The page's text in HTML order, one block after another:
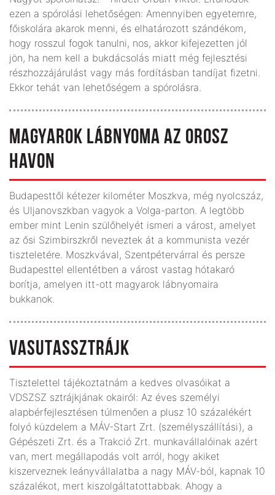
ezen a spórolási lehetőségen: Amennyiben egyetemre,
főiskolára akarok menni, és elhatározott szándékom,
hogy rosszul fogok tanulni, nos, akkor kifejezetten jól
jön, ha nem kell a bukdácsolás miatt még fejlesztési
részhozzájárulást vagy más fordításban tandíjat fizetni.
Ekkor tehát van lehetőségem a spórolásra.
MAGYAROK LÁBNYOMA AZ OROSZ
HAVON
Budapesttől kétezer kilométer Moszkva, még nyolcszáz,
és Uljanovszkban vagyok a Volga-parton. A legtöbb
ember mint Lenin szülőhelyét ismeri a várost, amelyet
az ősi Szimbirszkről neveztek át a kommunista vezér
tiszteletére. Moszkvával, Szentpétervárral és persze
Budapesttel ellentétben a várost vastag hótakaró
borítja, amelyen itt-ott magyarok lábnyomaira
bukkanok.
VASUTASSZTRÁJK
Tisztelettel tájékoztatnám a kedves olvasóikat a
VDSZSZ sztrájkjának okairól: Az éves személyi
alapbérfejlesztésen túlmenően a plusz 10 százalékért
folyó küzdelem a MÁV-Start Zrt. (személyszállítási), a
Gépészeti Zrt. és a Trakció Zrt. munkavállalóinak azért
van, mert megállapodás volt arról, hogy akiket
kiszerveznek leányvállalatba a nagy MÁV-ból, kapnak 10
százalékot, mert kiszolgáltatottabbak. Ahogy a